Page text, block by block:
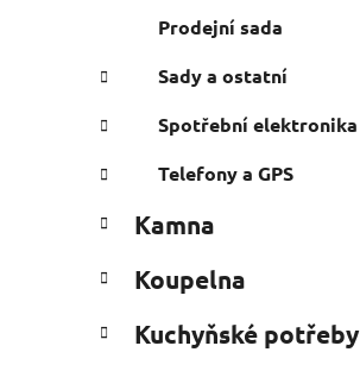
Prodejní sada
Sady a ostatní
Spotřební elektronika
Telefony a GPS
Kamna
Koupelna
Kuchyňské potřeby